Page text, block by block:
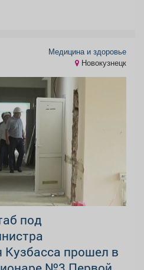
Медицина и здоровье
Новокузнецк
под
Кузбасса прошел в